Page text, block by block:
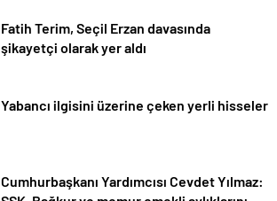
Fatih Terim, Seçil Erzan davasında
şikayetçi olarak yer aldı
Yabancı ilgisini üzerine çeken yerli hisseler
Cumhurbaşkanı Yardımcısı Cevdet Yılmaz: